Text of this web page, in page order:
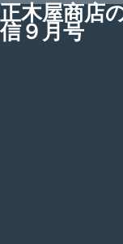
正木屋商店
信９月号